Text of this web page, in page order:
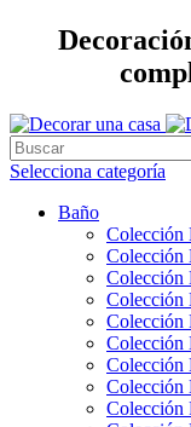
Selecciona categoría
Baño
Colección
Colección
Colección
Colección
Colección
Colección
Colección
Colección
Colección